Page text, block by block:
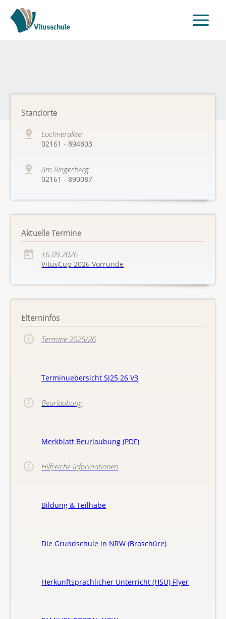
Standorte
Lochnerallee:
02161 - 894803
Am Ringerberg:
02161 - 890087
Aktuelle Termine
16.09.2026
VitusCup 2026 Vorrunde
Elterninfos
Termine 2025/26
Terminuebersicht SJ25 26 V3
Beurlaubung
Merkblatt Beurlaubung (PDF)
Hilfreiche Informationen
Bildung & Teilhabe
Die Grundschule in NRW (Broschüre)
Herkunftsprachlicher Unterricht (HSU) Flyer